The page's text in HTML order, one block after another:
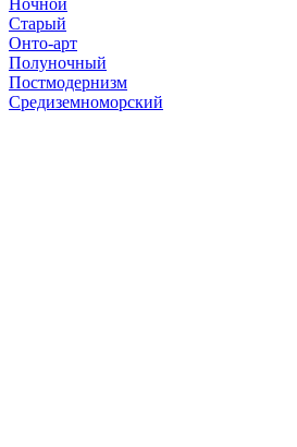
Ночной
Старый
Онто-арт
Полуночный
Постмодернизм
Средиземноморский